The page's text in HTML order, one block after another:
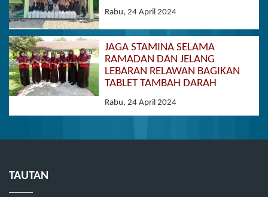
Rabu, 24 April 2024
JAGA STAMINA SELAMA
RAMADAN DAN JELANG
LEBARAN RELAWAN BAGIKAN
TABLET TAMBAH DARAH
Rabu, 24 April 2024
TAUTAN